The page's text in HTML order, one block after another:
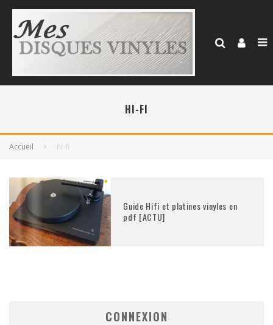
HI-FI
Accueil hi-fi
Guide Hifi et platines vinyles en
pdf [ACTU]
CONNEXION